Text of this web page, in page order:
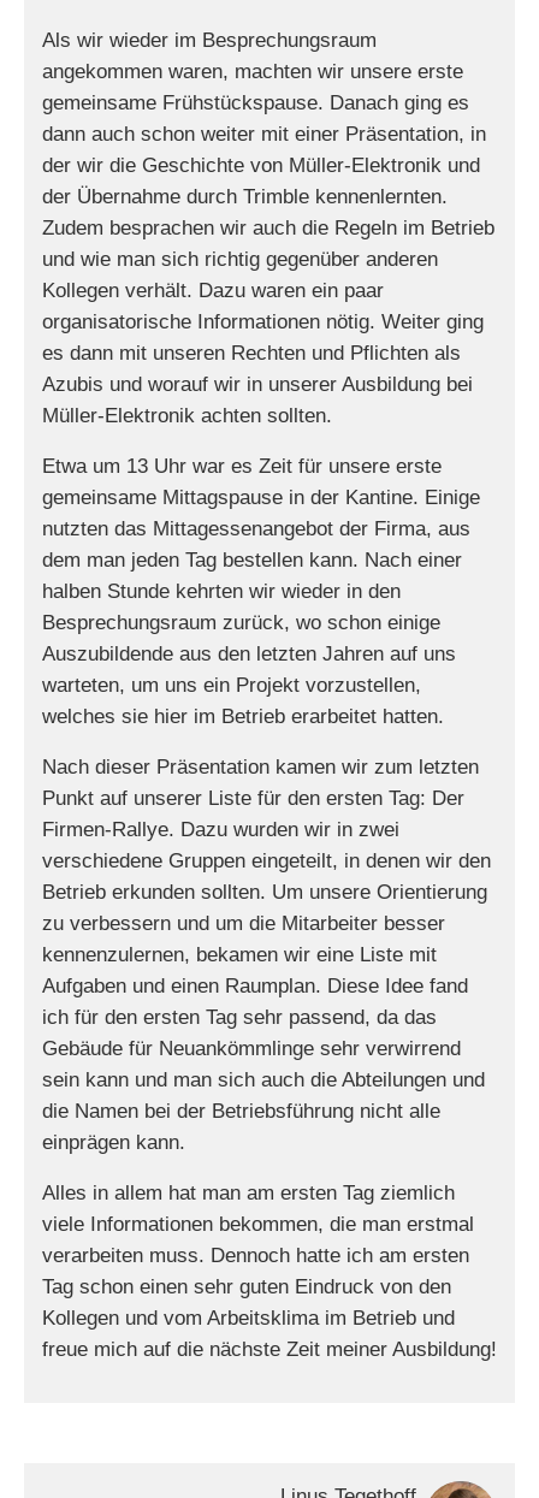
Als wir wieder im Besprechungsraum
angekommen waren, machten wir unsere erste
gemeinsame Frühstückspause. Danach ging es
dann auch schon weiter mit einer Präsentation, in
der wir die Geschichte von Müller-Elektronik und
der Übernahme durch Trimble kennenlernten.
Zudem besprachen wir auch die Regeln im Betrieb
und wie man sich richtig gegenüber anderen
Kollegen verhält. Dazu waren ein paar
organisatorische Informationen nötig. Weiter ging
es dann mit unseren Rechten und Pflichten als
Azubis und worauf wir in unserer Ausbildung bei
Müller-Elektronik achten sollten.
Etwa um 13 Uhr war es Zeit für unsere erste
gemeinsame Mittagspause in der Kantine. Einige
nutzten das Mittagessenangebot der Firma, aus
dem man jeden Tag bestellen kann. Nach einer
halben Stunde kehrten wir wieder in den
Besprechungsraum zurück, wo schon einige
Auszubildende aus den letzten Jahren auf uns
warteten, um uns ein Projekt vorzustellen,
welches sie hier im Betrieb erarbeitet hatten.
Nach dieser Präsentation kamen wir zum letzten
Punkt auf unserer Liste für den ersten Tag: Der
Firmen-Rallye. Dazu wurden wir in zwei
verschiedene Gruppen eingeteilt, in denen wir den
Betrieb erkunden sollten. Um unsere Orientierung
zu verbessern und um die Mitarbeiter besser
kennenzulernen, bekamen wir eine Liste mit
Aufgaben und einen Raumplan. Diese Idee fand
ich für den ersten Tag sehr passend, da das
Gebäude für Neuankömmlinge sehr verwirrend
sein kann und man sich auch die Abteilungen und
die Namen bei der Betriebsführung nicht alle
einprägen kann.
Alles in allem hat man am ersten Tag ziemlich
viele Informationen bekommen, die man erstmal
verarbeiten muss. Dennoch hatte ich am ersten
Tag schon einen sehr guten Eindruck von den
Kollegen und vom Arbeitsklima im Betrieb und
freue mich auf die nächste Zeit meiner Ausbildung!